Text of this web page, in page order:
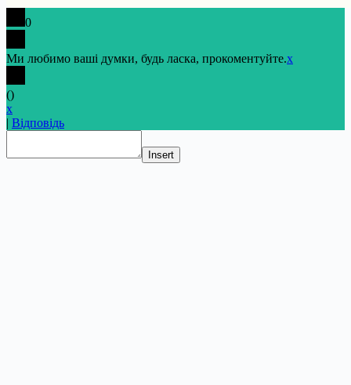
0
Ми любимо ваші думки, будь ласка, прокоментуйте.x
()
x
| Відповідь
Insert